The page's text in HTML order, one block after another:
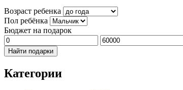
Возраст ребенка
Пол ребёнка
Бюджет на подарок
Найти подарки
Категории